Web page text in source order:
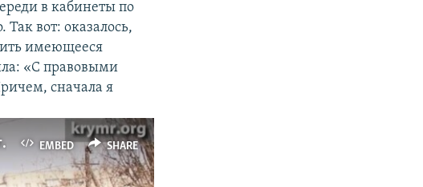
в кабинеты по
вот: оказалось,
имеющееся
«С правовыми
сначала я
EMBED SHARE
Жители Крыма хотят сохранить украинское гражданство